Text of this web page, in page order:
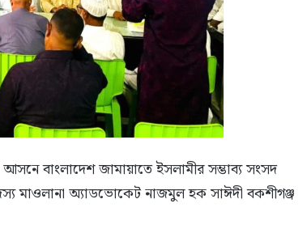
বাংলাদেশ জামায়াতে ইসলামীর সম্ভাব্য সংসদ
মাওলানা অ্যাডভোকেট নাজমুল হক সাঈদী বকশীগঞ্জ